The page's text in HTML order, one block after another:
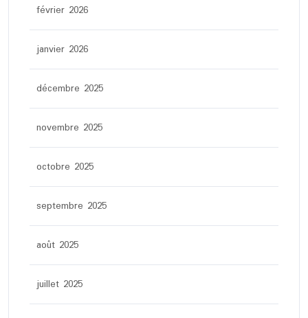
février 2026
janvier 2026
décembre 2025
novembre 2025
octobre 2025
septembre 2025
août 2025
juillet 2025